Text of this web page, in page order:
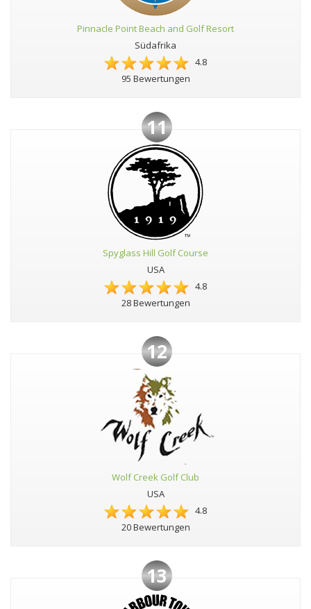
Pinnacle Point Beach and Golf Resort
Südafrika
4.8
95 Bewertungen
11
Spyglass Hill Golf Course
USA
4.8
28 Bewertungen
12
Wolf Creek Golf Club
USA
4.8
20 Bewertungen
13